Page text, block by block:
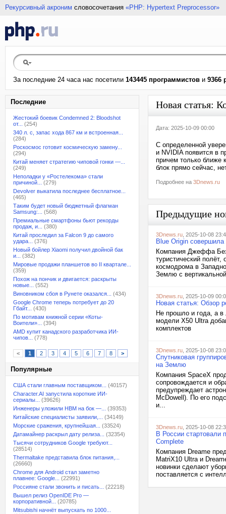
Рекурсивный акроним словосочетания «PHP: Hypertext Preprocessor»
За последние 24 часа нас посетили 143445 программистов и 9366
Последние
Жестокий боевик Condemned 2: Bloodshot
от...
(254)
340 л. с, запас хода 867 км и встроенная...
(284)
Роскосмос готовит космическую замену...
(294)
Китай меняет стратегию чиповой гонки —...
(249)
Неполадки у «Ростелекома» стали
причиной...
(279)
Devolver выкатила последнее бесплатное...
(465)
Таким будет новый бюджетный флагман
Samsung:...
(568)
Премиальные смартфоны бьют рекорды
продаж, и...
(380)
Китай проследил за Falcon 9 до самого
удара...
(376)
Новый бойлер Xiaomi получил двойной бак
и...
(382)
Мировые продажи планшетов во II квартале...
(359)
Похож на пончик и двигается: раскрыты
новые...
(552)
Виновником сбоя в Рунете оказался...
(434)
Google Chrome теперь потребует до 20
Гбайт...
(430)
По мотивам книжной серии «Коты-
Воители»...
(394)
AMD купит канадского разработчика ИИ-
чипов...
(778)
< 1 2 3 4 5 6 7 8 >
Популярные
США стали главным поставщиком...
(40157)
Character.AI запустила короткие ИИ-
сериалы...
(39626)
Инженеры уложили HBM на бок —...
(39353)
Китайские специалисты заявили,...
(34149)
Морские сражения, крупнейшая...
(33524)
Датамайнер раскрыл дату релиза...
(32354)
Тысячи сотрудников Google требуют...
(28514)
Thermaltake представила блок питания,...
(26660)
Chrome для Android стал заметно
плавнее: Google...
(22991)
Россияне стали звонить и писать...
(22218)
Вышел релиз OpenIDE Pro —
корпоративной...
(20785)
Mitsubishi начнёт выпускать по 1000...
Новая статья:
Дата: 2025-10-09 00:00
С определенной
и NVIDIA появится в
причем только ближе
блок прямо сейчас,
Подробнее на 3Dnews.ru
Предыдущие
3Dnews.ru , 2025-10-08
Blue Origin совершила
Компания Джеффа
туристический
космодрома в
Землю с
3Dnews.ru , 2025-10-09
Новая статья: Обзор
Не прошло и года, а в
модели X50 Ultra
комплектов
3Dnews.ru , 2025-10-08
Спутниковая
на Землю
Компания SpaceX
сопровождается и
предупреждает
McDowell). По его
и...
3Dnews.ru , 2025-10-08
В России стартовали
Complete
Компания Dreame
MatriX10 Ultra и
новинки сделают
поставляется с